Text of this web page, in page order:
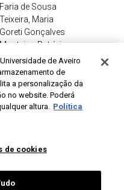
Faria de Sousa
Teixeira, Maria
Goreti Gonçalves
Monteiro, Patrícia
Gonçalves
Ferreira, Augusta da
Conceição Santos
(coord.) Marques,
Alberto J.
de Aveiro
de
a personalização da
no website. Poderá
altura. Política
de cookies